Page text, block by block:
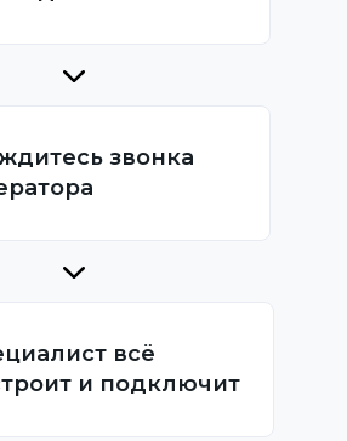
звонка
всё
и подключит